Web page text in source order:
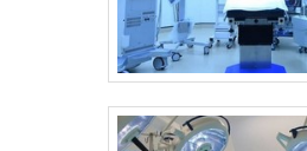
disposição quando se procura
cuba ultrassônica
encontrar itens variados com
ponta, como lavadoras
secadoras de traqueias. Isso se deve ao fato